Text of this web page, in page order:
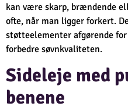
kan være skarp, brændende
ofte, når man ligger forkert.
støtteelementer afgørende
forbedre søvnkvaliteten.
Sideleje med
benene